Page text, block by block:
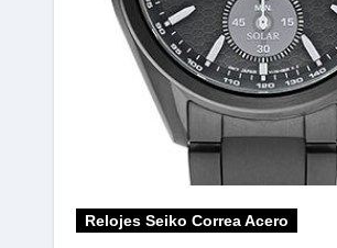
Relojes Seiko Correa Acero